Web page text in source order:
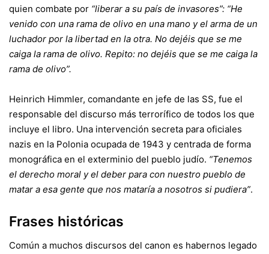
quien combate por “liberar a su país de invasores”: “He
venido con una rama de olivo en una mano y el arma de un
luchador por la libertad en la otra. No dejéis que se me
caiga la rama de olivo. Repito: no dejéis que se me caiga la
rama de olivo”.
Heinrich Himmler, comandante en jefe de las SS, fue el
responsable del discurso más terrorífico de todos los que
incluye el libro. Una intervención secreta para oficiales
nazis en la Polonia ocupada de 1943 y centrada de forma
monográfica en el exterminio del pueblo judío. “Tenemos
el derecho moral y el deber para con nuestro pueblo de
matar a esa gente que nos mataría a nosotros si pudiera”.
Frases históricas
Común a muchos discursos del canon es habernos legado